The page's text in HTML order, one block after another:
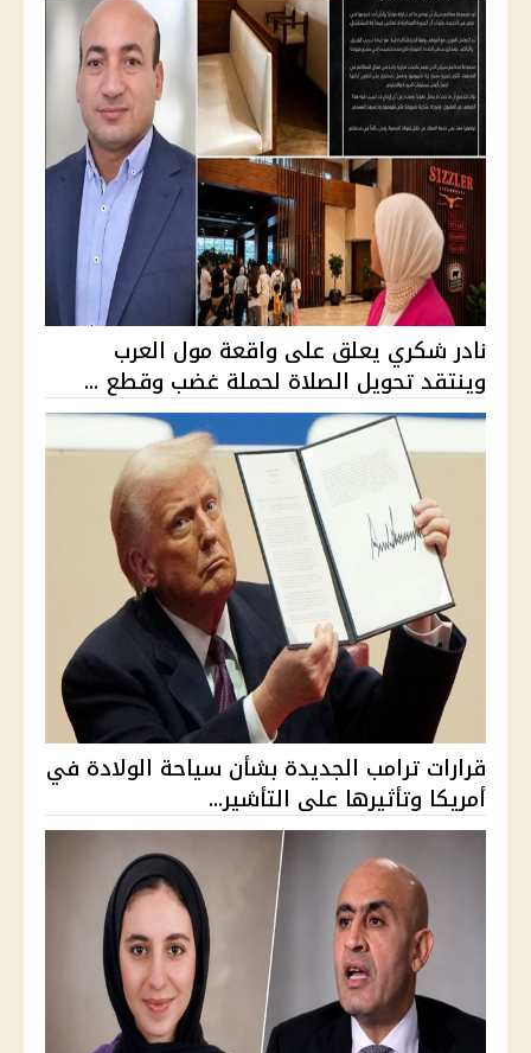
نادر شكري يعلق على واقعة مول العرب
وينتقد تحويل الصلاة لحملة غضب وقطع ...
قرارات ترامب الجديدة بشأن سياحة الولادة في
أمريكا وتأثيرها على التأشير...